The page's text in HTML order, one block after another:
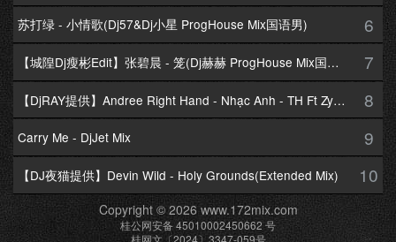
苏打绿 - 小情歌(Dj57&Dj小星 ProgHouse Mix国语男) 6
【城隍Dj瘦彬Edit】张碧晨 - 笼(Dj赫赫 ProgHouse Mix国语女) 7
【DjRAY提供】Andree Right Hand - Nhạc Anh - TH Ft Zym Mix 8
Carry Me - DjJet Mix 9
【DJ夜猫提供】Devin Wild - Holy Grounds(Extended Mix) 10
Copyright © 2026 www.172mix.com
桂公网安备 45010002450662 号
桂网文〔2024〕3347-059号